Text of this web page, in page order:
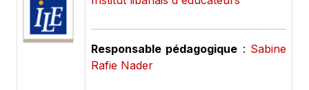
Responsable pédagogique : Sabine
Rafie Nader